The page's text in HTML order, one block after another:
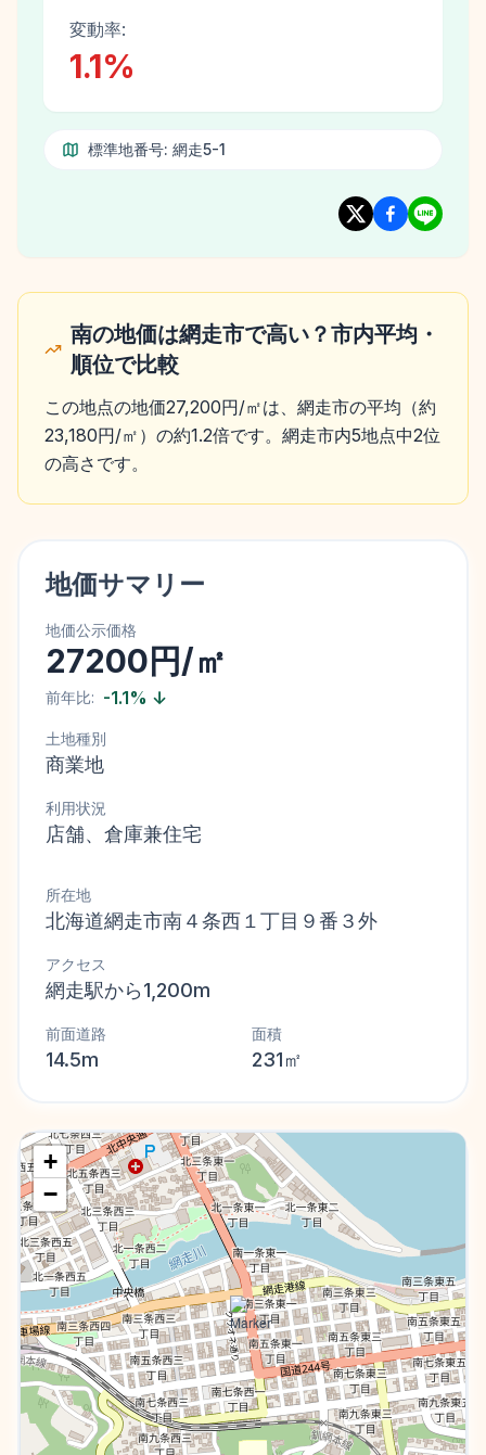
変動率:
1.1%
標準地番号: 網走5-1
南の地価は網走市で高い？市内平均・
順位で比較
この地点の地価27,200円/㎡は、網走市の平均（約
23,180円/㎡）の約1.2倍です。網走市内5地点中2位
の高さです。
地価サマリー
地価公示価格
27200円/㎡
前年比: -1.1% ↓
土地種別
商業地
利用状況
店舗、倉庫兼住宅
所在地
北海道網走市南４条西１丁目９番３外
アクセス
網走駅から1,200m
前面道路
14.5m
面積
231㎡
+
−